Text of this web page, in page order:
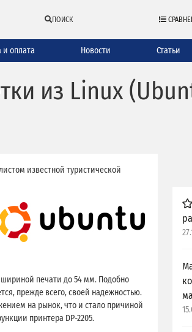
ПОИСК
и оплата Новости Статьи
из Linux
известной туристической
шириной печати до 54 мм. Подобно
прежде всего, своей надежностью.
на рынок, что и стало причиной
принтера DP-2205.